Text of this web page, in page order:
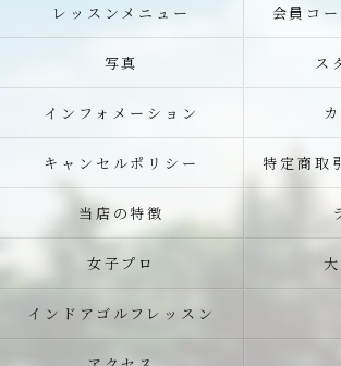
レッスンメニュー 会員コ
写真 ス
インフォメーション
キャンセルポリシー 特定商取
当店の特徴
女子プロ
インドアゴルフレッスン